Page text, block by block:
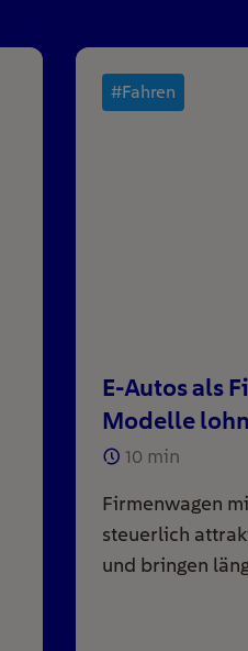
#Fahren
E-Autos als
Modelle
10 min
Firmenwagen
steuerlich
und bringen